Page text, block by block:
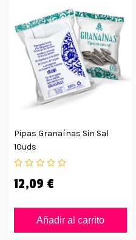
Pipas Granaínas Sin Sal
10uds
12,09 €
Añadir al carrito